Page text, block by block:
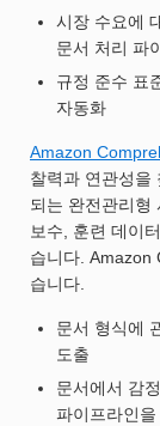
시장 수요에
문서 처리 파
규정 준수 표
자동화
Amazon
찰력과 연관성을
되는 완전관리형
보수, 훈련 데이
습니다. Amazon
습니다.
문서 형식에
도출
문서에서 감
파이프라인